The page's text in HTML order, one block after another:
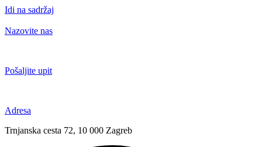
Idi na sadržaj
Nazovite nas
Pošaljite upit
Adresa
Trnjanska cesta 72, 10 000 Zagreb